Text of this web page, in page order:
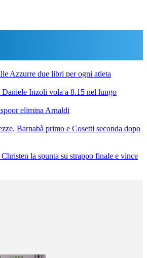
Azzurre due libri per ogni atleta
Inzoli vola a 8.15 nel lungo
elimina Arnaldi
Barnabà primo e Cosetti seconda dopo
la spunta su strappo finale e vince